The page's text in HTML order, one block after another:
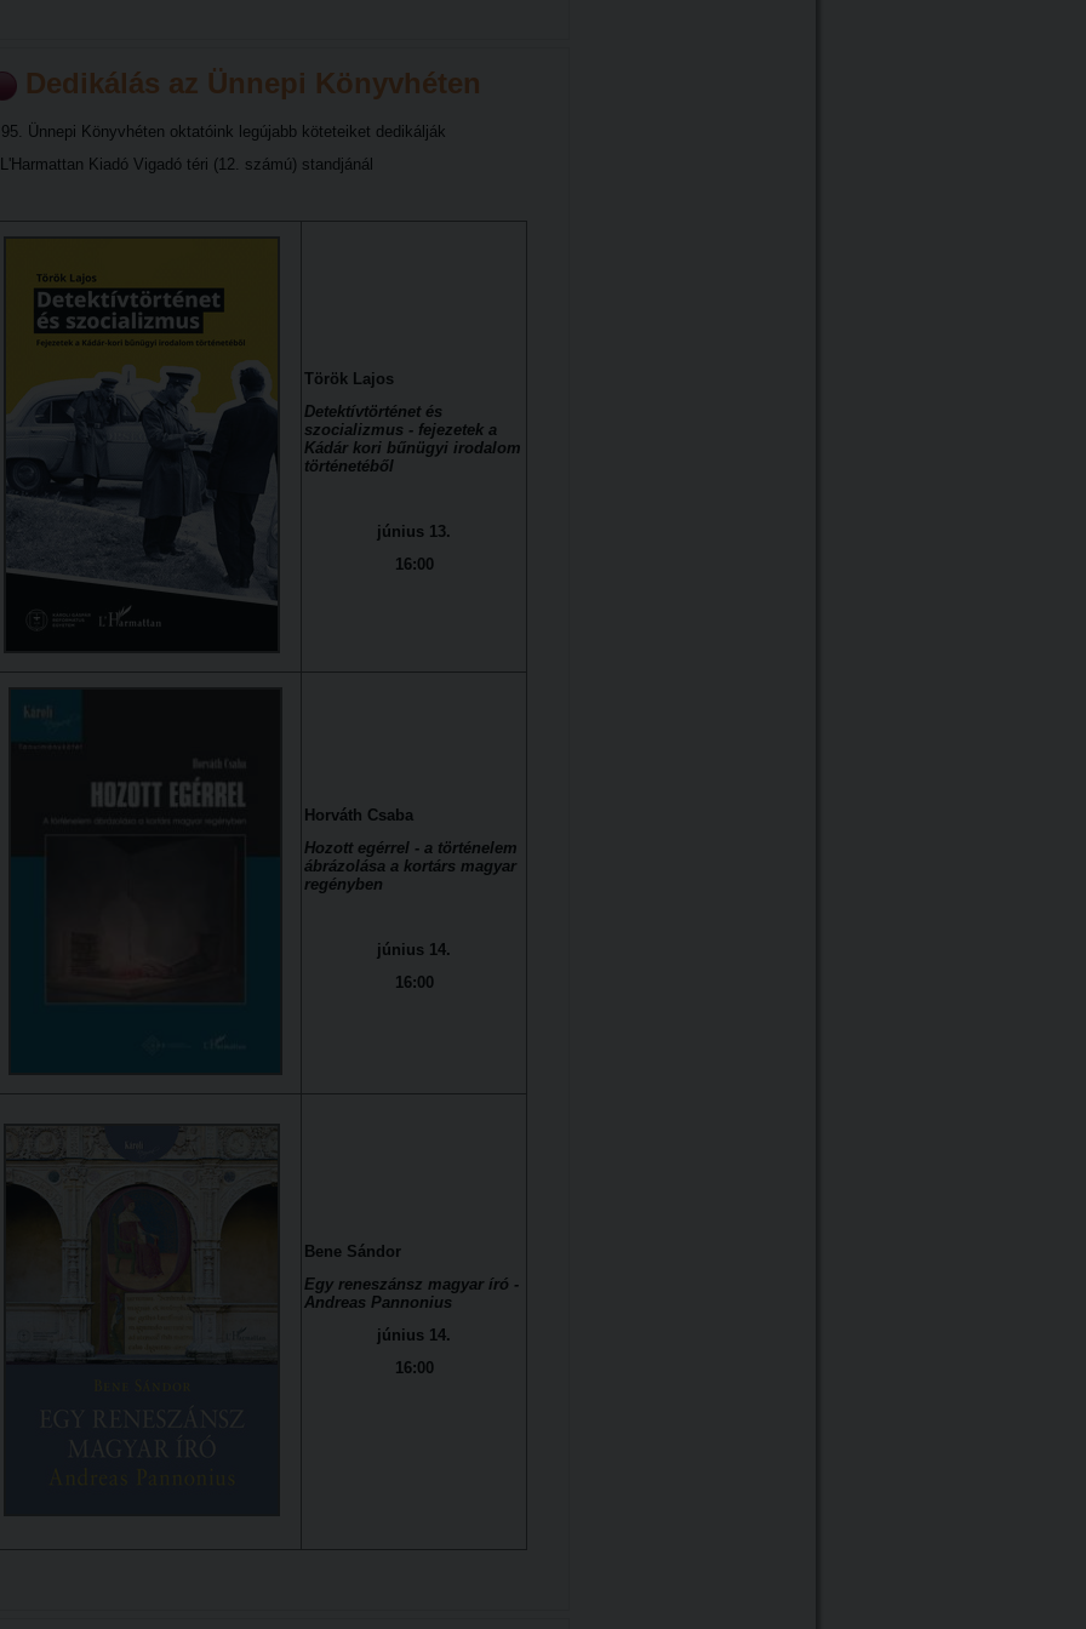
Dedikálás az Ünnepi Könyvhéten
Ünnepi Könyvhéten oktatóink legújabb köteteiket dedikálják
Kiadó Vigadó téri (12. számú) standjánál
Török Lajos
Detektívtörténet és
szocializmus - fejezetek a
Kádár kori bűnügyi irodalom
történetéből
június 13.
16:00
Horváth Csaba
Hozott egérrel - a történelem
ábrázolása a kortárs magyar
regényben
június 14.
16:00
Bene Sándor
Egy reneszánsz magyar író -
Andreas Pannonius
június 14.
16:00